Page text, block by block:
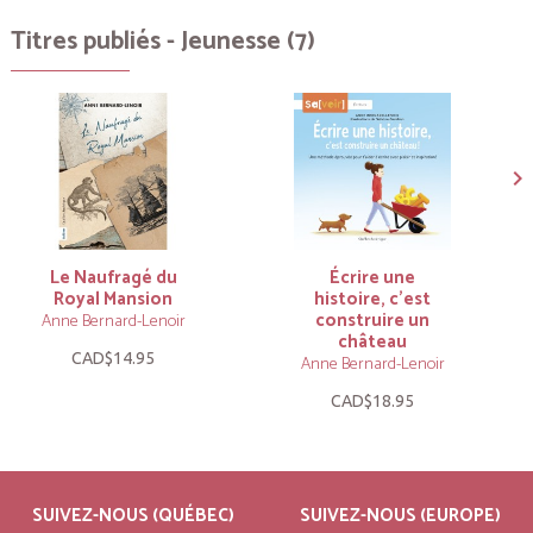
Titres publiés - Jeunesse (7)
Le Naufragé du
Royal Mansion
Anne Bernard-Lenoir
CAD$14.95
Écrire une
histoire, c’est
construire un
château
Anne Bernard-Lenoir
CAD$18.95
SUIVEZ-NOUS (QUÉBEC) SUIVEZ-NOUS (EUROPE)